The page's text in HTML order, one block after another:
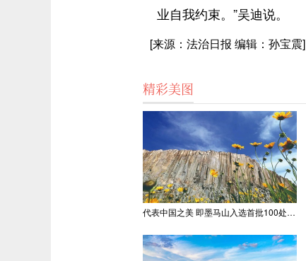
业自我约束。”吴迪说。
[来源：法治日报 编辑：孙宝震]
精彩美图
代表中国之美 即墨马山入选首批100处“美丽中国打卡点”